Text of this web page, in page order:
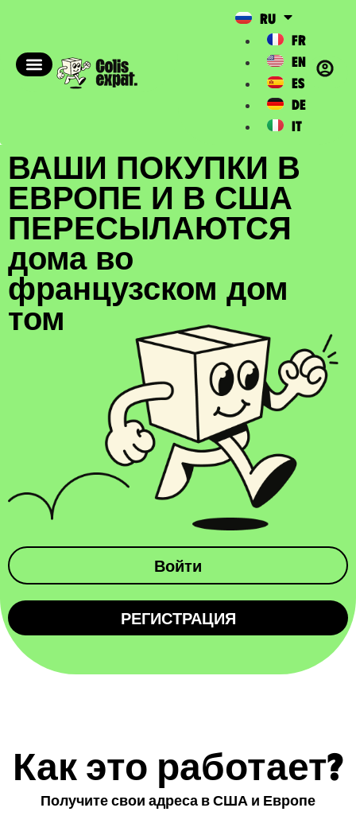
RU
FR
EN
ES
DE
IT
ВАШИ ПОКУПКИ В
ЕВРОПЕ И В США
ПЕРЕСЫЛАЮТСЯ
дома во
французском дом
том
Войти
РЕГИСТРАЦИЯ
Как это работает?
Получите свои адреса в США и Европе